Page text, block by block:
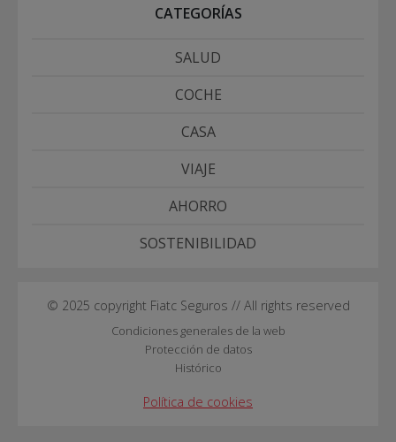
CATEGORÍAS
SALUD
COCHE
CASA
VIAJE
AHORRO
SOSTENIBILIDAD
© 2025 copyright Fiatc Seguros // All rights reserved
Condiciones generales de la web
Protección de datos
Histórico
Política de cookies